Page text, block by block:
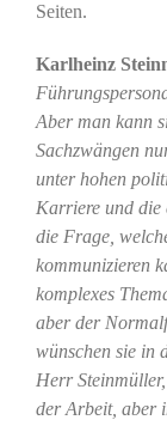
Seiten.
Karlheinz
Aber man kann
Sachzwängen
unter hohen
Karriere und die
die Frage,
kommunizieren
komplexes
aber der
wünschen sie in
Herr
der Arbeit, aber